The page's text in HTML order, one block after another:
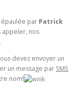
par Patrick
appeler, nos
devez envoyer un
un message par SMS
nom!